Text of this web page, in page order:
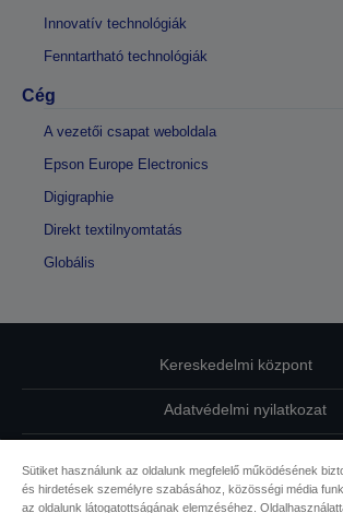
Innovatív technológiák
Fenntartható technológiák
Cég
A vezetői csapat weboldala
Epson Europe Electronics
Digigraphie
Direkt textilnyomtatás
Globális
Kereskedelmi központ
Adatvédelmi nyilatkozat
Kapcsolatfelvétel
Sütiket használunk az oldalunk megfelelő működésének
és hirdetések személyre szabásához, közösségi média
az oldalunk látogatottságának elemzéséhez.